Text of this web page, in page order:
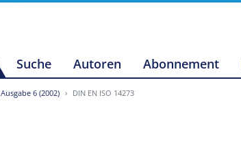
Suche Autoren Abonnement
Ausgabe 6 (2002) DIN EN ISO 14273